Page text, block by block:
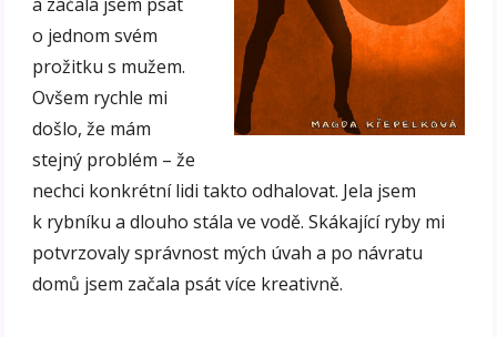
a začala jsem psát
o jednom svém
prožitku s mužem.
Ovšem rychle mi
došlo, že mám
stejný problém – že
nechci konkrétní lidi takto odhalovat. Jela jsem
k rybníku a dlouho stála ve vodě. Skákající ryby mi
potvrzovaly správnost mých úvah a po návratu
domů jsem začala psát více kreativně.